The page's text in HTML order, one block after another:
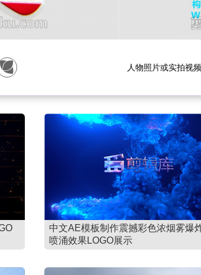
人物照片或实拍视
中文AE模板制作震撼彩色浓烟雾爆
喷涌效果LOGO展示